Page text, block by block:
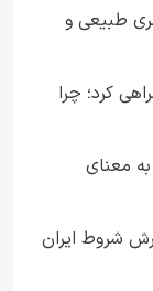
طبیعی و
کرد؛ چرا
معنای
شروط ایران